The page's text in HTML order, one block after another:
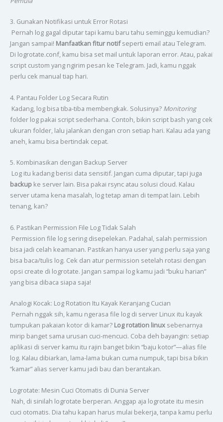
3. Gunakan Notifikasi untuk Error Rotasi
Pernah log gagal diputar tapi kamu baru tahu seminggu kemudian?
Jangan sampai! Manfaatkan fitur notifseperti email atau Telegram.
Di logrotate.conf, kamu bisa set mail untuk laporan error. Atau, pakai
script custom yang ngirim pesan ke Telegram. Jadi, kamu nggak
perlu cek manual tiap hari.
4. Pantau Folder Log Secara Rutin
Kadang, log bisa tiba-tiba membengkak. Solusinya? Monitoring
folder log pakai script sederhana. Contoh, bikin script bash yang cek
ukuran folder, lalu jalankan dengan cron setiap hari. Kalau ada yang
aneh, kamu bisa bertindak cepat.
5. Kombinasikan dengan Backup Server
Log itu kadang berisi data sensitif. Jangan cuma diputar, tapi juga
backupke server lain. Bisa pakai rsync atau solusi cloud. Kalau
server utama kena masalah, log tetap aman di tempat lain. Lebih
tenang, kan?
6. Pastikan Permission File Log Tidak Salah
Permission file log sering disepelekan. Padahal, salah permission
bisa jadi celah keamanan. Pastikan hanya user yang perlu saja yang
bisa baca/tulis log. Cek dan atur permission setelah rotasi dengan
opsi create di logrotate. Jangan sampai log kamu jadi “buku harian”
yang bisa dibaca siapa saja!
Analogi Kocak: Log Rotation Itu Kayak Keranjang Cucian
Pernah nggak sih, kamu ngerasa file log di server Linux itu kayak
tumpukan pakaian kotor di kamar? Log rotation linuxsebenarnya
mirip banget sama urusan cuci-mencuci. Coba deh bayangin: setiap
aplikasi di server kamu itu rajin banget bikin “baju kotor”—alias file
log. Kalau dibiarkan, lama-lama bukan cuma numpuk, tapi bisa bikin
“kamar” alias server kamu jadi bau dan berantakan.
Logrotate: Mesin Cuci Otomatis di Dunia Server
Nah, di sinilah logrotate berperan. Anggap aja logrotate itu mesin
cuci otomatis. Dia tahu kapan harus mulai bekerja, tanpa kamu perlu